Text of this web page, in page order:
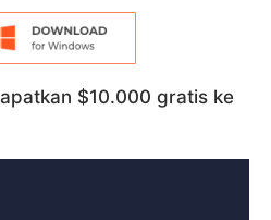
$10.000 gratis ke